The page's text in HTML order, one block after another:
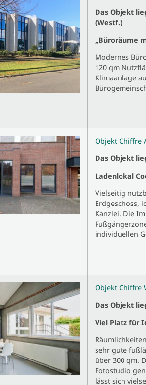
Das Objekt
(Westf.)
„Büroräume
Modernes
120 qm
Klimaanlage
Objekt Chiffre
Das Objekt
Ladenlokal
Vielseitig
Erdgeschoss,
Kanzlei. Die
individuellen
Objekt Chiffre
Das Objekt
Viel Platz für
sehr gute
über 300 qm.
Fotostudio
lässt sich